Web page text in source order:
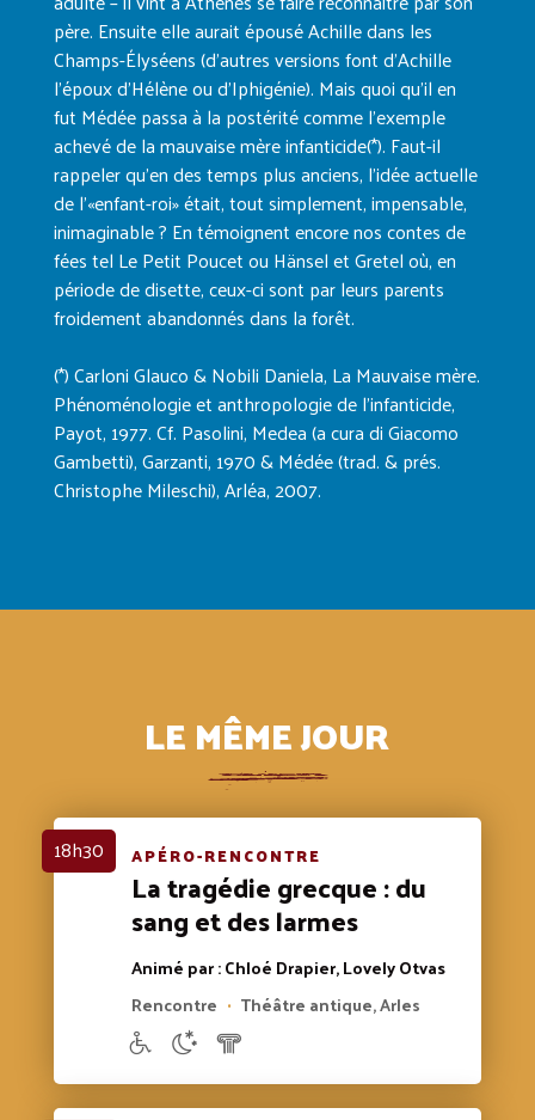
père. Ensuite elle aurait épousé Achille dans les
Champs-Élyséens (d’autres versions font d’Achille
l’époux d’Hélène ou d’Iphigénie). Mais quoi qu’il en
fut Médée passa à la postérité comme l’exemple
achevé de la mauvaise mère infanticide(*). Faut-il
rappeler qu’en des temps plus anciens, l’idée actuelle
de l’«enfant-roi» était, tout simplement, impensable,
inimaginable ? En témoignent encore nos contes de
fées tel Le Petit Poucet ou Hänsel et Gretel où, en
période de disette, ceux-ci sont par leurs parents
froidement abandonnés dans la forêt.
(*) Carloni Glauco & Nobili Daniela, La Mauvaise mère.
Phénoménologie et anthropologie de l’infanticide,
Payot, 1977. Cf. Pasolini, Medea (a cura di Giacomo
Gambetti), Garzanti, 1970 & Médée (trad. & prés.
Christophe Mileschi), Arléa, 2007.
LE MÊME JOUR
18h30 APÉRO-RENCONTRE
La tragédie grecque : du
sang et des larmes
Animé par : Chloé Drapier, Lovely Otvas
Rencontre • Théâtre antique, Arles